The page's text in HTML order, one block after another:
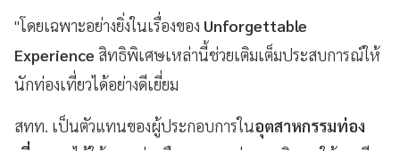
"โดยเฉพาะอย่างยิ่งในเรื่องของ Unforgettable
Experience สิทธิพิเศษเหล่านี้ช่วยเติมเต็มประสบการณ์ให้
นักท่องเที่ยวได้อย่างดีเยี่ยม
สทท. เป็นตัวแทนของผู้ประกอบการในอุตสาหกรรมท่อง